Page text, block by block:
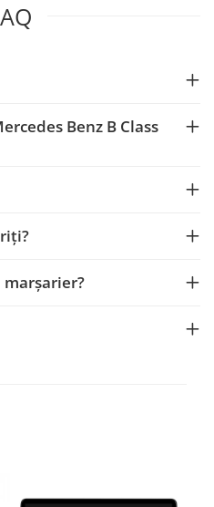
Benz B Class
marșarier?